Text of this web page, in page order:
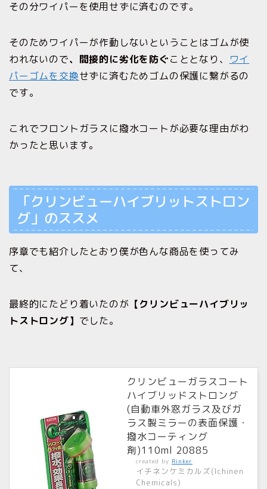
その分ワイパーを使用せずに済むのです。
そのためワイパーが作動しないということはゴムが使
われないので、間接的に劣化を防ぐこととなり、
ワイ
パーゴムを交換せずに済むためゴムの保護に繋がるの
です。
これでフロントガラスに撥水コートが必要な理由がわ
かったと思います。
「クリンビューハイブリットストロン
グ」のススメ
序章でも紹介したとおり僕が色んな商品を使ってみ
て、
最終的にたどり着いたのが 【クリンビューハイブリッ
トストロング】 でした。
クリンビューガラスコート
ハイブリッドストロング
(自動車外窓ガラス及びガ
ラス製ミラーの表面保護・
撥水コーティング
剤)110ml 20885
created by Rinker
イチネンケミカルズ(Ichinen
Chemicals)